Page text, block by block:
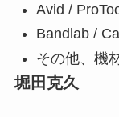
Avid /
Bandlab /
その他、機
堀田克久